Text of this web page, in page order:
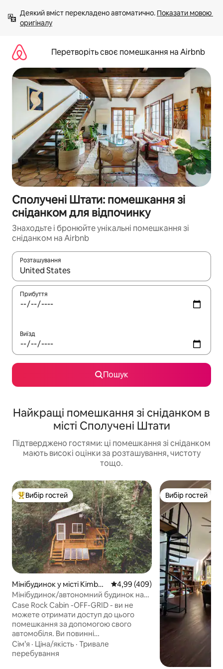
вмісту
Деякий вміст перекладено автоматично. Показати мовою
оригіналу
Перетворіть своє помешкання на Airbnb
Сполучені Штати: помешкання зі
сніданком для відпочинку
Знаходьте і бронюйте унікальні помешкання зі
сніданком на Airbnb
Розташування
Отримавши результати пошуку, використовуйте для
Прибуття
Виїзд
Пошук
Найкращі помешкання зі сніданком в
місті Сполучені Штати
Підтверджено гостями: ці помешкання зі сніданком
мають високі оцінки за розташування, чистоту
тощо.
Топ вибір гостей
Вибір гостей
Мінібудинок у місті Kimberl
y
Середня оцінка: 4,99 з 5,
4,99 (409)
Мінібудинок/автономний будинок на
деревах/зруб Case Rock
Case Rock Cabin -OFF-GRID - ви не
можете отримати доступ до цього
помешкання за допомогою свого
автомобіля. Ви повинні
припаркуватися біля головного
будинку та проїхати 1,25 милі до зрубу
Сім’я · Ціна/якість · Тривале
перебування
Вибір гостей
Вибір гостей